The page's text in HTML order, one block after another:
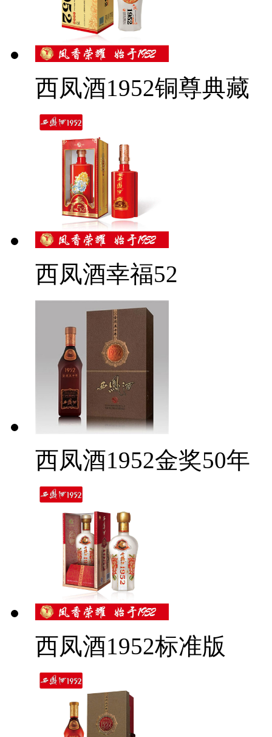
西凤酒1952铜尊典藏
西凤酒幸福52
西凤酒1952金奖50年
西凤酒1952标准版